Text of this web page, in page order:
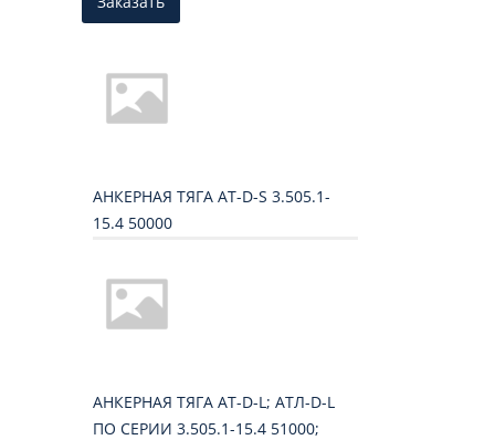
АНКЕРНАЯ ТЯГА AT-D-S 3.505.1-
15.4 50000
АНКЕРНАЯ ТЯГА AT-D-L; ATЛ-D-L
ПО СЕРИИ 3.505.1-15.4 51000;